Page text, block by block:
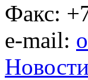
Факс:
e-mail:
Новости